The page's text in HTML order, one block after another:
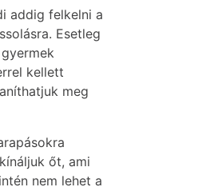
addig felkelni a
Esetleg
kellett
meg
őt, ami
nem lehet a